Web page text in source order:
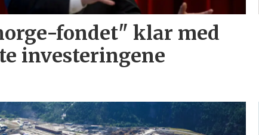
fondet" klar med
investeringene